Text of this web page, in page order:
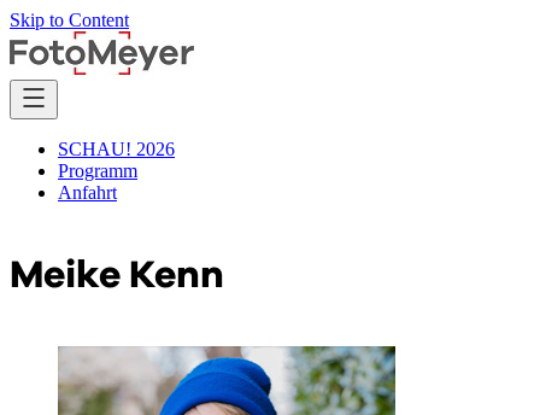
Skip to Content
SCHAU! 2026
Programm
Anfahrt
Meike Kenn